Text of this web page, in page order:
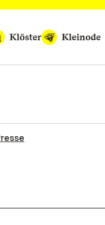
Klöster Kleinode